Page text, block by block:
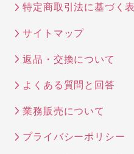
特定商取引法に基づく
サイトマップ
返品・交換について
よくある質問と回答
業務販売について
プライバシーポリシー